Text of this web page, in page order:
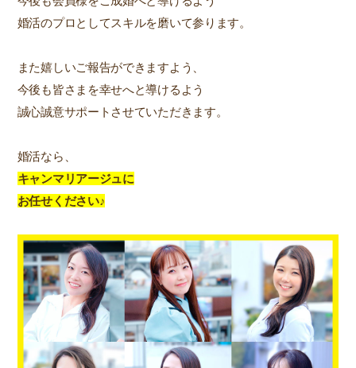
婚活のプロとしてスキルを磨いて参ります。
また嬉しいご報告ができますよう、
今後も皆さまを幸せへと導けるよう
誠心誠意サポートさせていただきます。
婚活なら、
キャンマリアージュに
お任せください♪